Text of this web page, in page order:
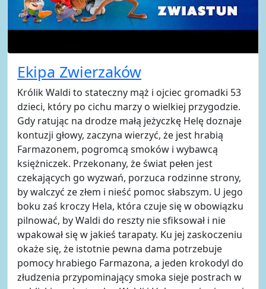
Ekipa Zwierzaków
Królik Waldi to stateczny mąż i ojciec gromadki 53
dzieci, który po cichu marzy o wielkiej przygodzie.
Gdy ratując na drodze małą jeżyczkę Helę doznaje
kontuzji głowy, zaczyna wierzyć, że jest hrabią
Farmazonem, pogromcą smoków i wybawcą
księżniczek. Przekonany, że świat pełen jest
czekających go wyzwań, porzuca rodzinne strony,
by walczyć ze złem i nieść pomoc słabszym. U jego
boku zaś kroczy Hela, która czuje się w obowiązku
pilnować, by Waldi do reszty nie sfiksował i nie
wpakował się w jakieś tarapaty. Ku jej zaskoczeniu
okaże się, że istotnie pewna dama potrzebuje
pomocy hrabiego Farmazona, a jeden krokodyl do
złudzenia przypominający smoka sieje postrach w